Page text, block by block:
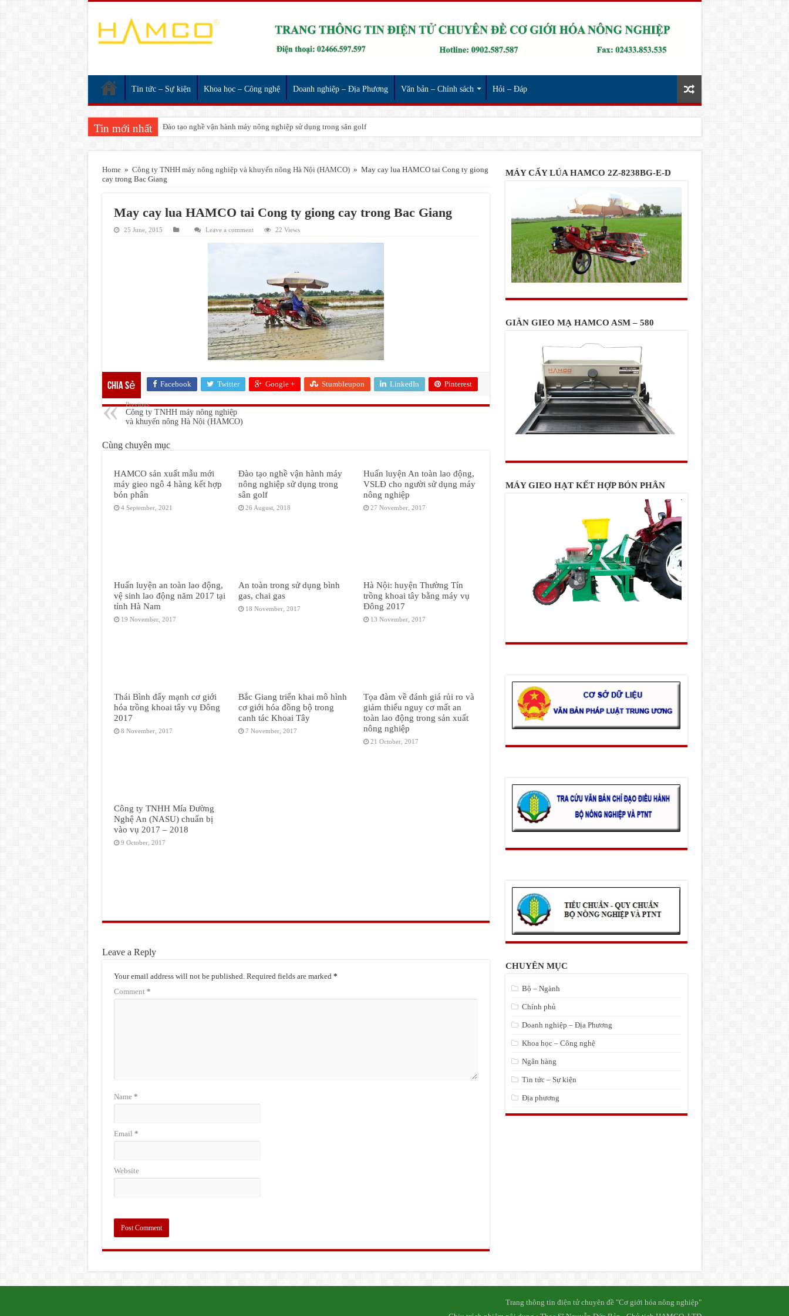
Tin tức – Sự kiện Khoa học – Công nghệ Doanh nghiệp – Địa Phương Văn bản – Chính sách Hỏi – Đáp
Tin mới nhất Đào tạo nghề vận hành máy nông nghiệp sử dụng trong sân golf
Home » Công ty TNHH máy nông nghiệp và khuyến nông Hà Nội (HAMCO) » May cay lua HAMCO tai Cong ty giong
cay trong Bac Giang
May cay lua HAMCO tai Cong ty giong cay trong Bac Giang
25 June, 2015 Leave a comment 22 Views
Chia sẻ Facebook Twitter Google + Stumbleupon LinkedIn Pinterest
Previous
Công ty TNHH máy nông nghiệp
và khuyến nông Hà Nội (HAMCO)
Cùng chuyên mục
HAMCO sản xuất mẫu mới
máy gieo ngô 4 hàng kết hợp
bón phân
4 September, 2021
Đào tạo nghề vận hành máy
nông nghiệp sử dụng trong
sân golf
26 August, 2018
Huấn luyện An toàn lao động,
VSLĐ cho người sử dụng máy
nông nghiệp
27 November, 2017
Huấn luyện an toàn lao động,
vệ sinh lao động năm 2017 tại
tỉnh Hà Nam
19 November, 2017
An toàn trong sử dụng bình
gas, chai gas
18 November, 2017
Hà Nội: huyện Thường Tín
trồng khoai tây bằng máy vụ
Đông 2017
13 November, 2017
Thái Bình đẩy mạnh cơ giới
hóa trồng khoai tây vụ Đông
2017
8 November, 2017
Bắc Giang triển khai mô hình
cơ giới hóa đồng bộ trong
canh tác Khoai Tây
7 November, 2017
Tọa đàm về đánh giá rủi ro và
giảm thiểu nguy cơ mất an
toàn lao động trong sản xuất
nông nghiệp
21 October, 2017
Công ty TNHH Mía Đường
Nghệ An (NASU) chuẩn bị
vào vụ 2017 – 2018
9 October, 2017
Leave a Reply
Your email address will not be published. Required fields are marked *
Comment *
Name *
Email *
Website
MÁY CẤY LÚA HAMCO 2Z-8238BG-E-D
GIÀN GIEO MẠ HAMCO ASM – 580
MÁY GIEO HẠT KẾT HỢP BÓN PHÂN
CHUYÊN MỤC
Bộ – Ngành
Chính phủ
Doanh nghiệp – Địa Phương
Khoa học – Công nghệ
Ngân hàng
Tin tức – Sự kiện
Địa phương
Trang thông tin điện tử chuyên đề "Cơ giới hóa nông nghiệp"